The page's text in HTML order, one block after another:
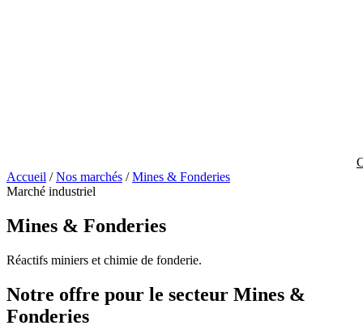
Accueil / Nos marchés / Mines & Fonderies
Marché industriel
Mines & Fonderies
Réactifs miniers et chimie de fonderie.
Notre offre pour le secteur Mines &
Fonderies